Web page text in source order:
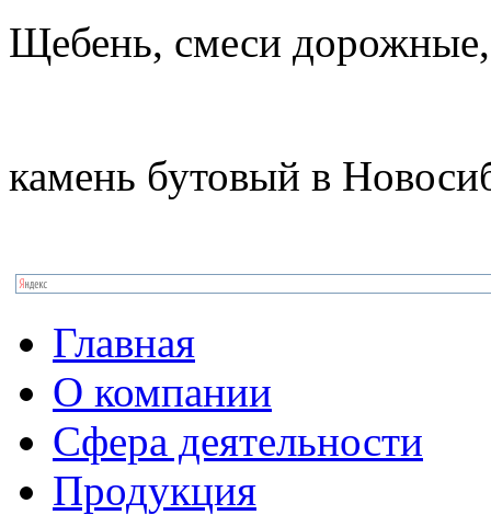
Щебень, смеси дорожные,
камень бутовый в
Главная
О компании
Сфера деятельности
Продукция